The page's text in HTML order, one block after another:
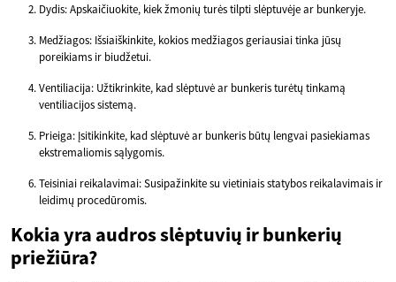
Dydis: Apskaičiuokite, kiek žmonių turės tilpti slėptuvėje ar bunkeryje.
Medžiagos: Išsiaiškinkite, kokios medžiagos geriausiai tinka jūsų
poreikiams ir biudžetui.
Ventiliacija: Užtikrinkite, kad slėptuvė ar bunkeris turėtų tinkamą
ventiliacijos sistemą.
Prieiga: Įsitikinkite, kad slėptuvė ar bunkeris būtų lengvai pasiekiamas
ekstremaliomis sąlygomis.
Teisiniai reikalavimai: Susipažinkite su vietiniais statybos reikalavimais ir
leidimų procedūromis.
Kokia yra audros slėptuvių ir bunkerių
priežiūra?